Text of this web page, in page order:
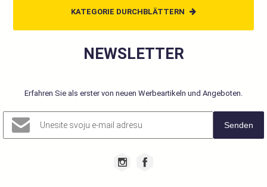
KATEGORIE DURCHBLÄTTERN
NEWSLETTER
Erfahren Sie als erster von neuen Werbeartikeln und Angeboten.
Senden